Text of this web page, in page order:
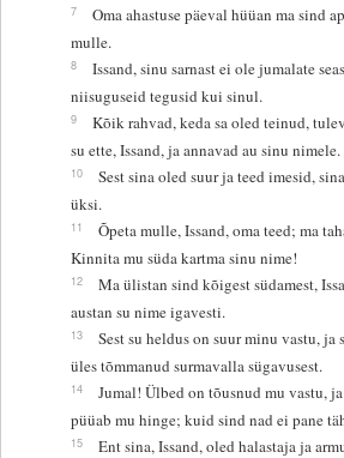
7
Oma ahastuse päeval hüüan ma sind
mulle.
8
Issand, sinu sarnast ei ole jumalate
niisuguseid tegusid kui sinul.
9
Kõik rahvad, keda sa oled teinud,
su ette, Issand, ja annavad au sinu nimele.
10
Sest sina oled suur ja teed imesid,
üksi.
11
Õpeta mulle, Issand, oma teed; ma
Kinnita mu süda kartma sinu nime!
12
Ma ülistan sind kõigest südamest,
austan su nime igavesti.
13
Sest su heldus on suur minu vastu, ja
üles tõmmanud surmavalla sügavusest.
14
Jumal! Ülbed on tõusnud mu vastu,
püüab mu hinge; kuid sind nad ei pane
15
Ent sina, Issand, oled halastaja ja